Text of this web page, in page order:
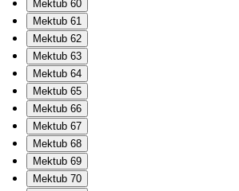
Mektub 60
Mektub 61
Mektub 62
Mektub 63
Mektub 64
Mektub 65
Mektub 66
Mektub 67
Mektub 68
Mektub 69
Mektub 70